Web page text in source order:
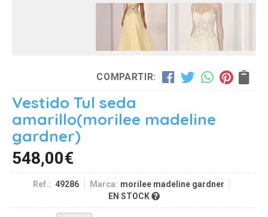
COMPARTIR:
Vestido Tul seda
amarillo(morilee madeline
gardner)
548,00€
Ref.: 49286 Marca: morilee madeline gardner
EN STOCK